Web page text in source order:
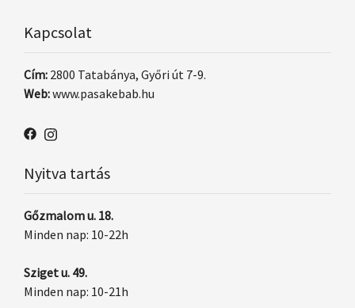
Kapcsolat
Cím: 2800 Tatabánya, Győri út 7-9.
Web:www.pasakebab.hu
Nyitva tartás
Gőzmalom u. 18.
Minden nap: 10-22h
Sziget u. 49.
Minden nap: 10-21h